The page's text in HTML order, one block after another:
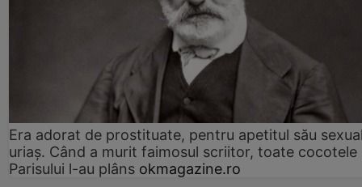
Era adorat de prostituate, pentru apetitul său
uriaș. Când a murit faimosul scriitor, toate cocotele
Parisului l-au plâns okmagazine.ro